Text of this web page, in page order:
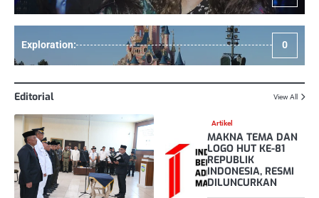
Exploration: 0
Editorial View All
Artikel
MAKNA TEMA DAN
LOGO HUT KE-81
REPUBLIK
INDONESIA, RESMI
DILUNCURKAN